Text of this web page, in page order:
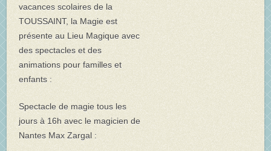
vacances scolaires de la
TOUSSAINT, la Magie est
présente au Lieu Magique avec
des spectacles et des
animations pour familles et
enfants :
Spectacle de magie tous les
jours à 16h avec le magicien de
Nantes Max Zargal :